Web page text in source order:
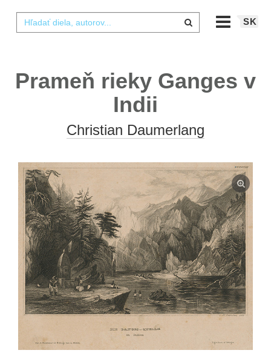
SK
Prameň rieky Ganges v
Indii
Christian Daumerlang